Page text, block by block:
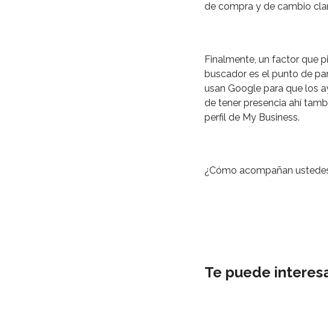
de compra y de cambio
Finalmente, un factor que
buscador es el punto de
usan Google para que los
de tener presencia ahí
perfil de My Business.
¿Cómo acompañan
Te puede